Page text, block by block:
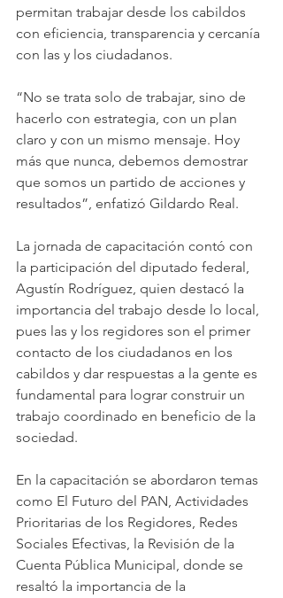
permitan trabajar desde los cabildos
con eficiencia, transparencia y cercanía
con las y los ciudadanos.
“No se trata solo de trabajar, sino de
hacerlo con estrategia, con un plan
claro y con un mismo mensaje. Hoy
más que nunca, debemos demostrar
que somos un partido de acciones y
resultados”, enfatizó Gildardo Real.
La jornada de capacitación contó con
la participación del diputado federal,
Agustín Rodríguez, quien destacó la
importancia del trabajo desde lo local,
pues las y los regidores son el primer
contacto de los ciudadanos en los
cabildos y dar respuestas a la gente es
fundamental para lograr construir un
trabajo coordinado en beneficio de la
sociedad.
En la capacitación se abordaron temas
como El Futuro del PAN, Actividades
Prioritarias de los Regidores, Redes
Sociales Efectivas, la Revisión de la
Cuenta Pública Municipal, donde se
resaltó la importancia de la